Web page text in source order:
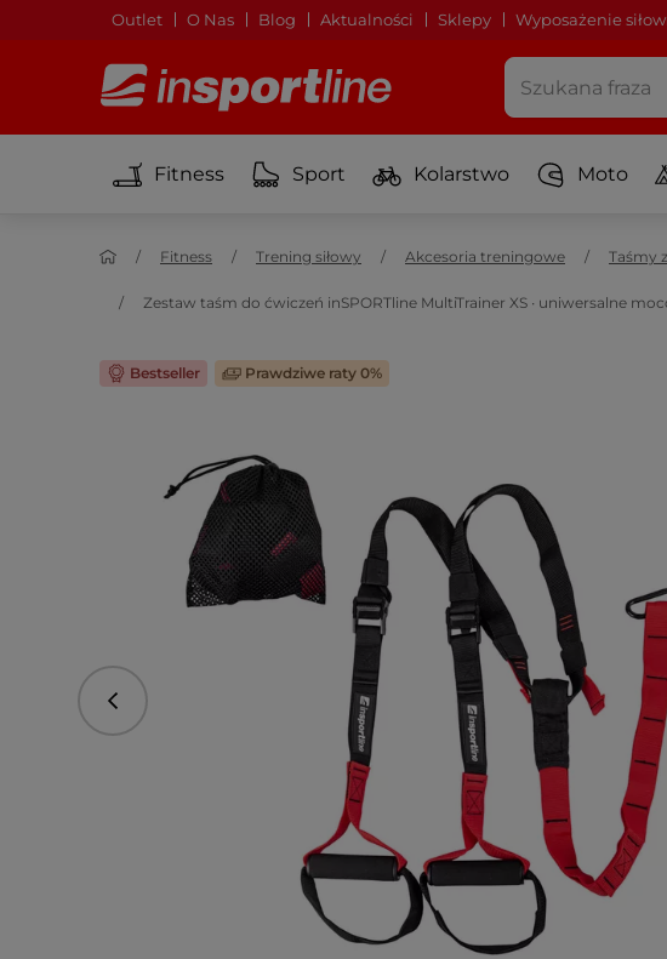
Outlet O Nas Blog Aktualności Sklepy Wyposażenie
Fitness Sport Kolarstwo Moto
Fitness Trening siłowy Akcesoria treningowe Taśmy
Zestaw taśm do ćwiczeń inSPORTline MultiTrainer XS ∙ uniwersalne
Bestseller Prawdziwe raty 0%
Poprzedni